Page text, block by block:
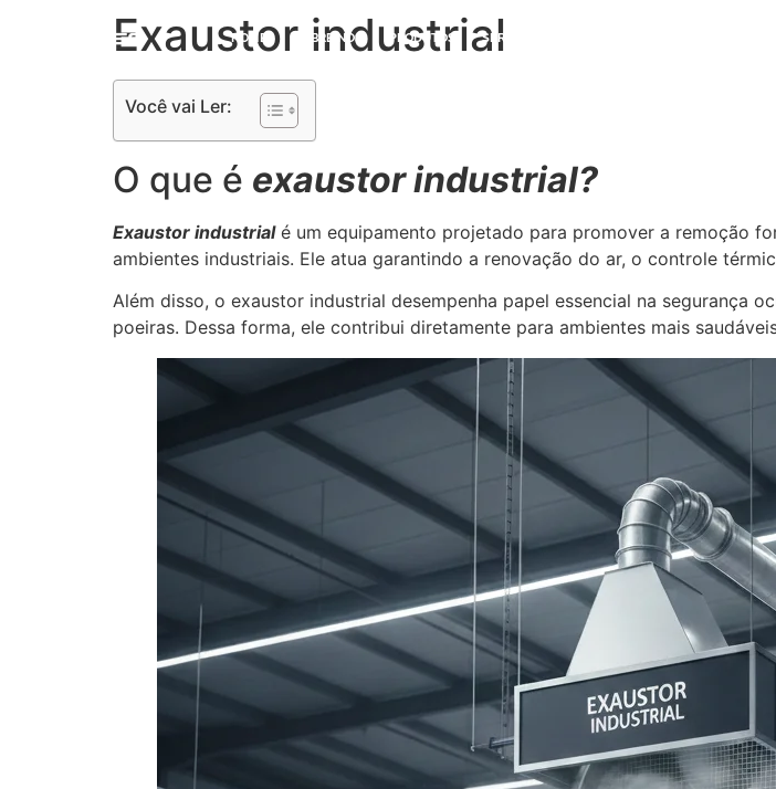
HOME SOBRE NÓS PRODUTOS SERVIÇOS
Exaustor industrial
Você vai Ler:
O que é exaustor industrial?
Exaustor industrialé um equipamento projetado para promover a remoção
ambientes industriais. Ele atua garantindo a renovação do ar, o controle
Além disso, o exaustor industrial desempenha papel essencial na segurança
poeiras. Dessa forma, ele contribui diretamente para ambientes mais